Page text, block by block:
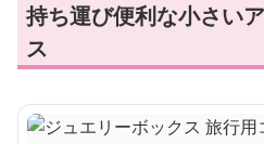
持ち運び便利な小さい
ス